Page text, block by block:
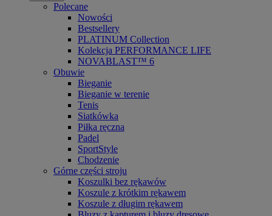
Polecane
Nowości
Bestsellery
PLATINUM Collection
Kolekcja PERFORMANCE LIFE
NOVABLAST™ 6
Obuwie
Bieganie
Bieganie w terenie
Tenis
Siatkówka
Piłka ręczna
Padel
SportStyle
Chodzenie
Górne części stroju
Koszulki bez rękawów
Koszule z krótkim rękawem
Koszule z długim rękawem